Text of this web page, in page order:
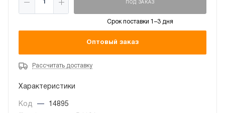
ПОД ЗАКАЗ
Срок поставки 1–3 дня
Оптовый заказ
Рассчитать доставку
Характеристики
Код —
14895